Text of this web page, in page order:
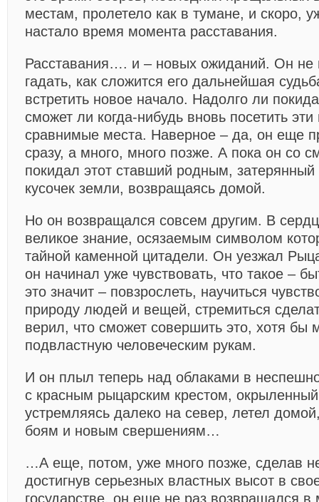
местам, пролетело как в тумане, и скоро,
настало время момента расставания.
Расставания…. и – новых ожиданий. Он не
гадать, как сложится его дальнейшая
встретить новое начало. Надолго ли
сможет ли когда-нибудь вновь посетить
сравнимые места. Наверное – да, он еще
сразу, а много, много позже. А пока он со
покидал этот ставший родным,
кусочек земли, возвращаясь домой.
Но он возвращался совсем другим. В
великое знание, осязаемым символом
тайной каменной цитадели. Он уезжал
он начинал уже чувствовать, что такое –
это значит – повзрослеть, научиться
природу людей и вещей, стремиться
верил, что сможет совершить это, хотя бы
подвластную человеческим рукам.
И он плыл теперь над облаками в
с красным рыцарским крестом,
устремляясь далеко на север, летел
боям и новым свершениям…
…А еще, потом, уже много позже, сделав
достигнув серьезных властных высот в
государстве, он еще не раз возвращался в